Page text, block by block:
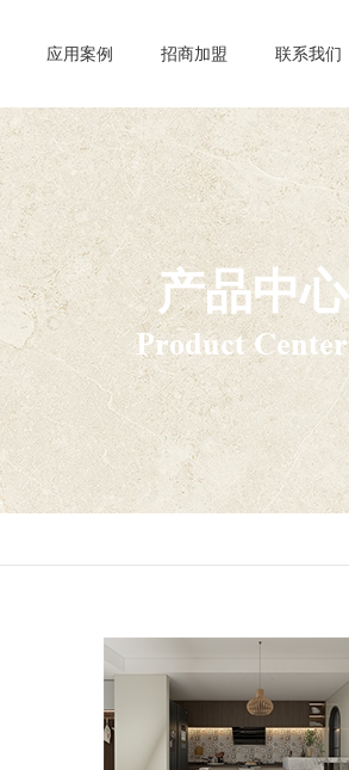
应用案例
Case
招商加盟
Join
联系我们
Contact
产品中心
Product Center